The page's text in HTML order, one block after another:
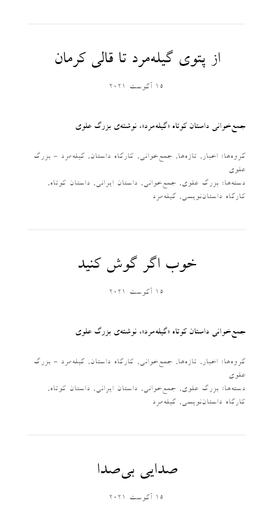
از پتوی گیله‌مرد تا قالی کرمان
15 آگوست 2021
جمع‌خوانی داستان کوتاه «گیله‌مرد»، نوشته‌ی بزرگ علوی
گروه‌ها: اخبار, تازه‌ها, جمع‌خوانی, کارگاه داستان, گیله‌مرد - بزرگ
علوی
دسته‌‌ها: بزرگ علوی, جمع‌خوانی, داستان ایرانی, داستان کوتاه,
کارگاه داستان‌نویسی, گیله‌مرد
خوب اگر گوش کنید
15 آگوست 2021
جمع‌خوانی داستان کوتاه «گیله‌مرد»، نوشته‌ی بزرگ علوی
گروه‌ها: اخبار, تازه‌ها, جمع‌خوانی, کارگاه داستان, گیله‌مرد - بزرگ
علوی
دسته‌‌ها: بزرگ علوی, جمع‌خوانی, داستان ایرانی, داستان کوتاه,
کارگاه داستان‌نویسی, گیله‌مرد
صدایی بی‌صدا
15 آگوست 2021